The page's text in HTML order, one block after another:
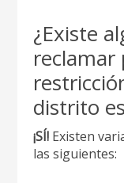
¿Existe
reclamar
distrito
¡SÍ! Existen
las siguientes: